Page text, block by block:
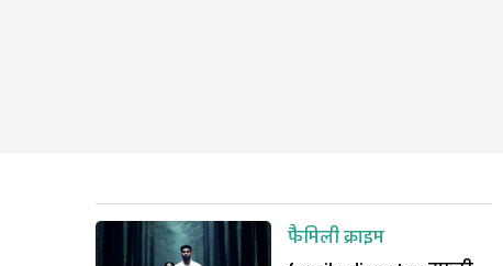
फैमिली क्राइम